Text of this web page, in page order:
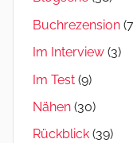
Buchrezension
Im Interview (3)
Im Test (9)
Nähen (30)
Rückblick (39)